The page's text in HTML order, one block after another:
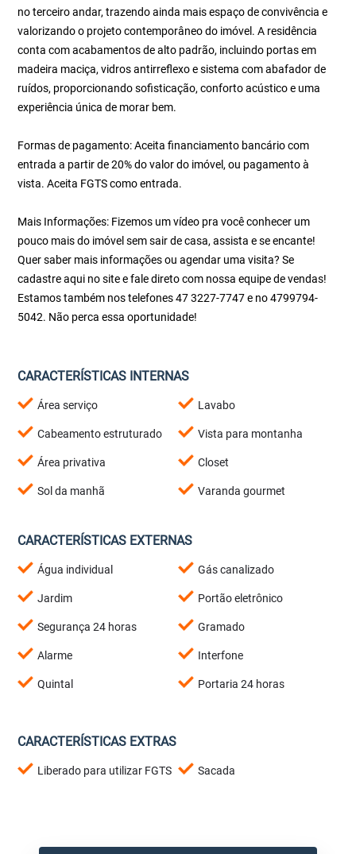
no terceiro andar, trazendo ainda mais espaço de convivência e
valorizando o projeto contemporâneo do imóvel. A residência
conta com acabamentos de alto padrão, incluindo portas em
madeira maciça, vidros antirreflexo e sistema com abafador de
ruídos, proporcionando sofisticação, conforto acústico e uma
experiência única de morar bem.
Formas de pagamento: Aceita financiamento bancário com
entrada a partir de 20% do valor do imóvel, ou pagamento à
vista. Aceita FGTS como entrada.
Mais Informações: Fizemos um vídeo pra você conhecer um
pouco mais do imóvel sem sair de casa, assista e se encante!
Quer saber mais informações ou agendar uma visita? Se
cadastre aqui no site e fale direto com nossa equipe de vendas!
Estamos também nos telefones 47 3227-7747 e no 4799794-
5042. Não perca essa oportunidade!
CARACTERÍSTICAS INTERNAS
Área serviço Lavabo
Cabeamento estruturado Vista para montanha
Área privativa Closet
Sol da manhã Varanda gourmet
CARACTERÍSTICAS EXTERNAS
Água individual Gás canalizado
Jardim Portão eletrônico
Segurança 24 horas Gramado
Alarme Interfone
Quintal Portaria 24 horas
CARACTERÍSTICAS EXTRAS
Liberado para utilizar FGTS Sacada